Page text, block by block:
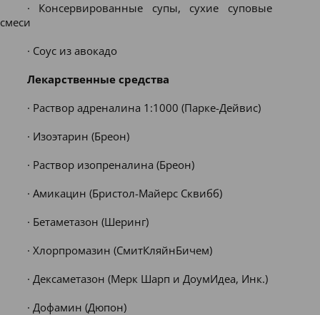
· Консервированные супы, сухие суповые
смеси
· Соус из авокадо
Лекарственные средства
· Раствор адреналина 1:1000 (Парке-Дейвис)
· Изоэтарин (Бреон)
· Раствор изопреналина (Бреон)
· Амикацин (Бристол-Майерс Сквибб)
· Бетаметазон (Шеринг)
· Хлорпромазин (СмитКляйнБичем)
· Дексаметазон (Мерк Шарп и ДоумИдеа, Инк.)
· Дофамин (Дюпон)